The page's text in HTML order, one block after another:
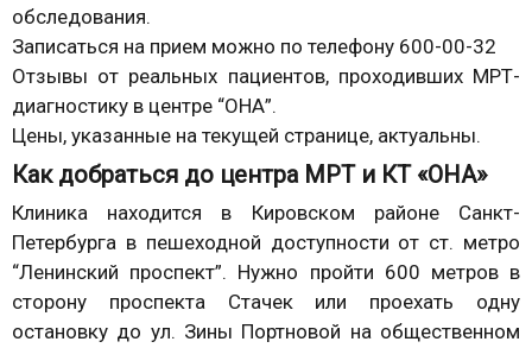
обследования.
Записаться на прием можно по телефону 600-00-32
Отзывы от реальных пациентов, проходивших МРТ-
диагностику в центре “ОНА”.
Цены, указанные на текущей странице, актуальны.
Как добраться до центра МРТ и КТ «ОНА»
Клиника находится в Кировском районе Санкт-
Петербурга в пешеходной доступности от ст. метро
“Ленинский проспект”. Нужно пройти 600 метров в
сторону проспекта Стачек или проехать одну
остановку до ул. Зины Портновой на общественном